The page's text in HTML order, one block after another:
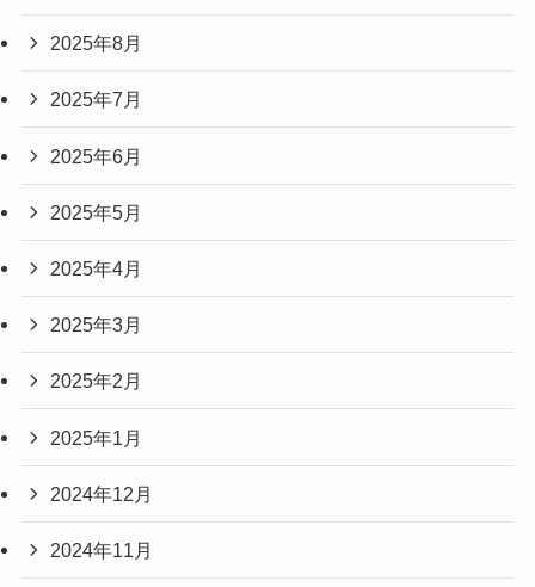
2025年8月
2025年7月
2025年6月
2025年5月
2025年4月
2025年3月
2025年2月
2025年1月
2024年12月
2024年11月